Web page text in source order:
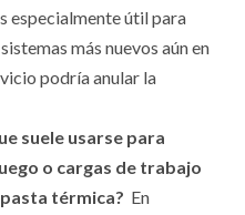
especialmente útil para
más nuevos aún en
podría anular la
suele usarse para
o cargas de trabajo
térmica? En